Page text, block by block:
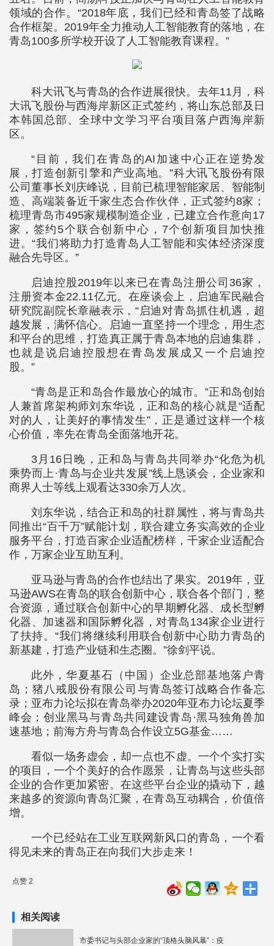
领域的合作。“2018年底，我们已经和青岛签了战略
合作框架。2019年全力推动人工智能教育的落地，在
青岛100多所学校开设了人工智能教育课程。”
科大讯飞与青岛的合作进展很快。去年11月，科
大讯飞股份与西海岸新区正式签约，将山东总部及日
本韩国总部、全球中文学习平台项目落户西海岸新
区。
“目前，我们在青岛的AI加速中心正在逆势发
展，打造创新引擎和产业高地。”科大讯飞股份有限
公司董事长刘庆峰说，目前已梳理智能家居、智能制
造、高端装备近千家生态合作伙伴，正式签约8家；
梳理青岛市495家规模制造企业，已建立合作意向17
家，签约5个联合创新中心，7个创新项目加快推
进。“我们将助力打造青岛人工智能和实体经济深度
融合先导区。”
启迪控股2019年以来已在青岛注册公司36家，
注册资本金22.11亿元。在座谈会上，启迪军民融合
研究院副院长章融表示，“启迪对青岛抓住机遇，超
越发展，满怀信心。启迪一直坚持一个理念，用生态
和平台的思维，打造真正属于青岛本地的启迪集群，
也就是说启迪控股想在青岛发展成又一个启迪控
股。”
“青岛是正和岛合作最放心的城市。”正和岛创始
人兼首席架构师刘东华说，正和岛的核心就是“适配
对的人，让美好的事情发生”，正是通过这样一个核
心价值，率先在青岛全面落地开花。
3月16日晚，正和岛与青岛共同举办“化危为机
乘势而上·青岛与企业共发展”线上恳谈会，企业家和
商界人士等线上观看达330余万人次。
刘东华说，结合正和岛的社群属性，将与青岛共
同推出“百千万”赋能计划，联合建立务实高效的企业
服务平台，打造百家企业适配榜样，千家企业适配合
作，万家企业互助互利。
亚马逊与青岛的合作也结出了果实。2019年，亚
马逊AWS在青岛的联合创新中心，联合各个部门，整
合资源，通过联合创新中心的早期孵化器、成长型孵
化器、加速器和国际孵化器，对青岛134家企业进行
了扶持。“我们将继续利用联合创新中心助力青岛的
新基建，打造产业链和生态圈。”徐剑平说。
此外，华夏基石（中国）企业总部基地落户青
岛；猪八戒股份有限公司与青岛签订战略合作备忘
录；亚布力论坛拟在青岛举办2020年亚布力论坛夏季
峰会；创业黑马与青岛共同建设青岛·黑马独角兽加
速基地；前海方舟与青岛合作设立5G基金……
看似一场务虚会，却一点也不虚。一个个实打实
的项目，一个个美好的合作愿景，让青岛与这些头部
企业的合作更加紧密。在这些平台企业的撬动下，越
来越多的资源向青岛汇聚，在青岛互动耦合，价值倍
增。
一个已经站在工业互联网新风口的青岛，一个看
得见未来的青岛正在向我们大步走来！
点赞 2
相关阅读
市委书记与头部企业家的“顶格头脑风暴”：疫